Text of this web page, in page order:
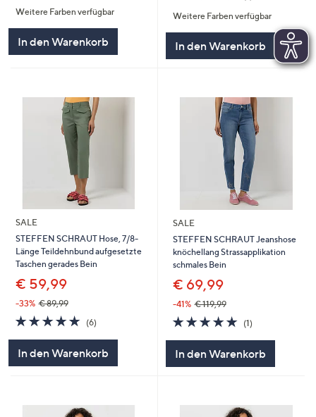
5
Weitere Farben verfügbar
In den Warenkorb
von
5
Weitere Farben verfügbar
In den Warenkorb
SALE
STEFFEN SCHRAUT Hose, 7/8-
Länge Teildehnbund aufgesetzte
Taschen gerades Bein
€ 59,99
-33% € 89,99
5.0
von
5
(6)
In den Warenkorb
SALE
STEFFEN SCHRAUT Jeanshose
knöchellang Strassapplikation
schmales Bein
€ 69,99
-41% € 119,99
5.0
von
5
(1)
In den Warenkorb